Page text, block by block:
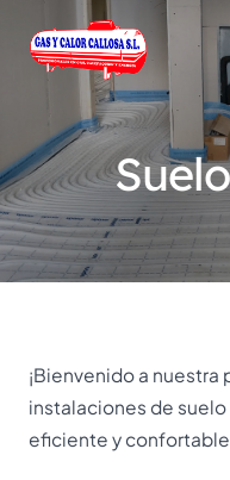
contenido
¡Bienvenido a
instalaciones de
eficiente y